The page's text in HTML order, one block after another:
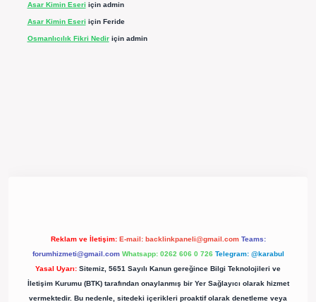
Asar Kimin Eseri için admin
Asar Kimin Eseri için Feride
Osmanlıcılık Fikri Nediriçin admin
Reklam ve İletişim: E-mail: backlinkpaneli@gmail.com Teams:
forumhizmeti@gmail.com Whatsapp: 0262 606 0 726 Telegram: @karabul
Yasal Uyarı: Sitemiz, 5651 Sayılı Kanun gereğince Bilgi Teknolojileri ve
İletişim Kurumu (BTK) tarafından onaylanmış bir Yer Sağlayıcı olarak hizmet
vermektedir. Bu nedenle, sitedeki içerikleri proaktif olarak denetleme veya